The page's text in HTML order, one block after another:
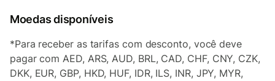
Moedas disponíveis
*Para receber as tarifas com desconto, você deve
pagar com AED, ARS, AUD, BRL, CAD, CHF, CNY, CZK,
DKK, EUR, GBP, HKD, HUF, IDR, ILS, INR, JPY, MYR,